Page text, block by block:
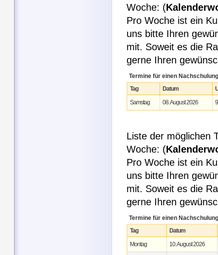
Woche: (
Pro Woche ist ein
uns bitte Ihren
mit. Soweit es die
gerne Ihren
Termine für einen
Tag
Datum
Samstag
08. August 2026
Liste der möglichen
Woche: (
Pro Woche ist ein
uns bitte Ihren
mit. Soweit es die
gerne Ihren
Termine für einen
Tag
Datum
Montag
10. August 2026